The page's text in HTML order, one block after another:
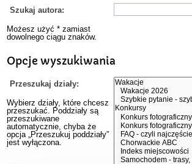
Szukaj autora:
Możesz użyć * zamiast
dowolnego ciągu znaków.
Opcje wyszukiwania
Przeszukaj działy:
Wybierz działy, które chcesz
przeszukać. Poddziały są
przeszukiwane
automatycznie, chyba że
opcja „Przeszukuj poddziały”
jest wyłączona.